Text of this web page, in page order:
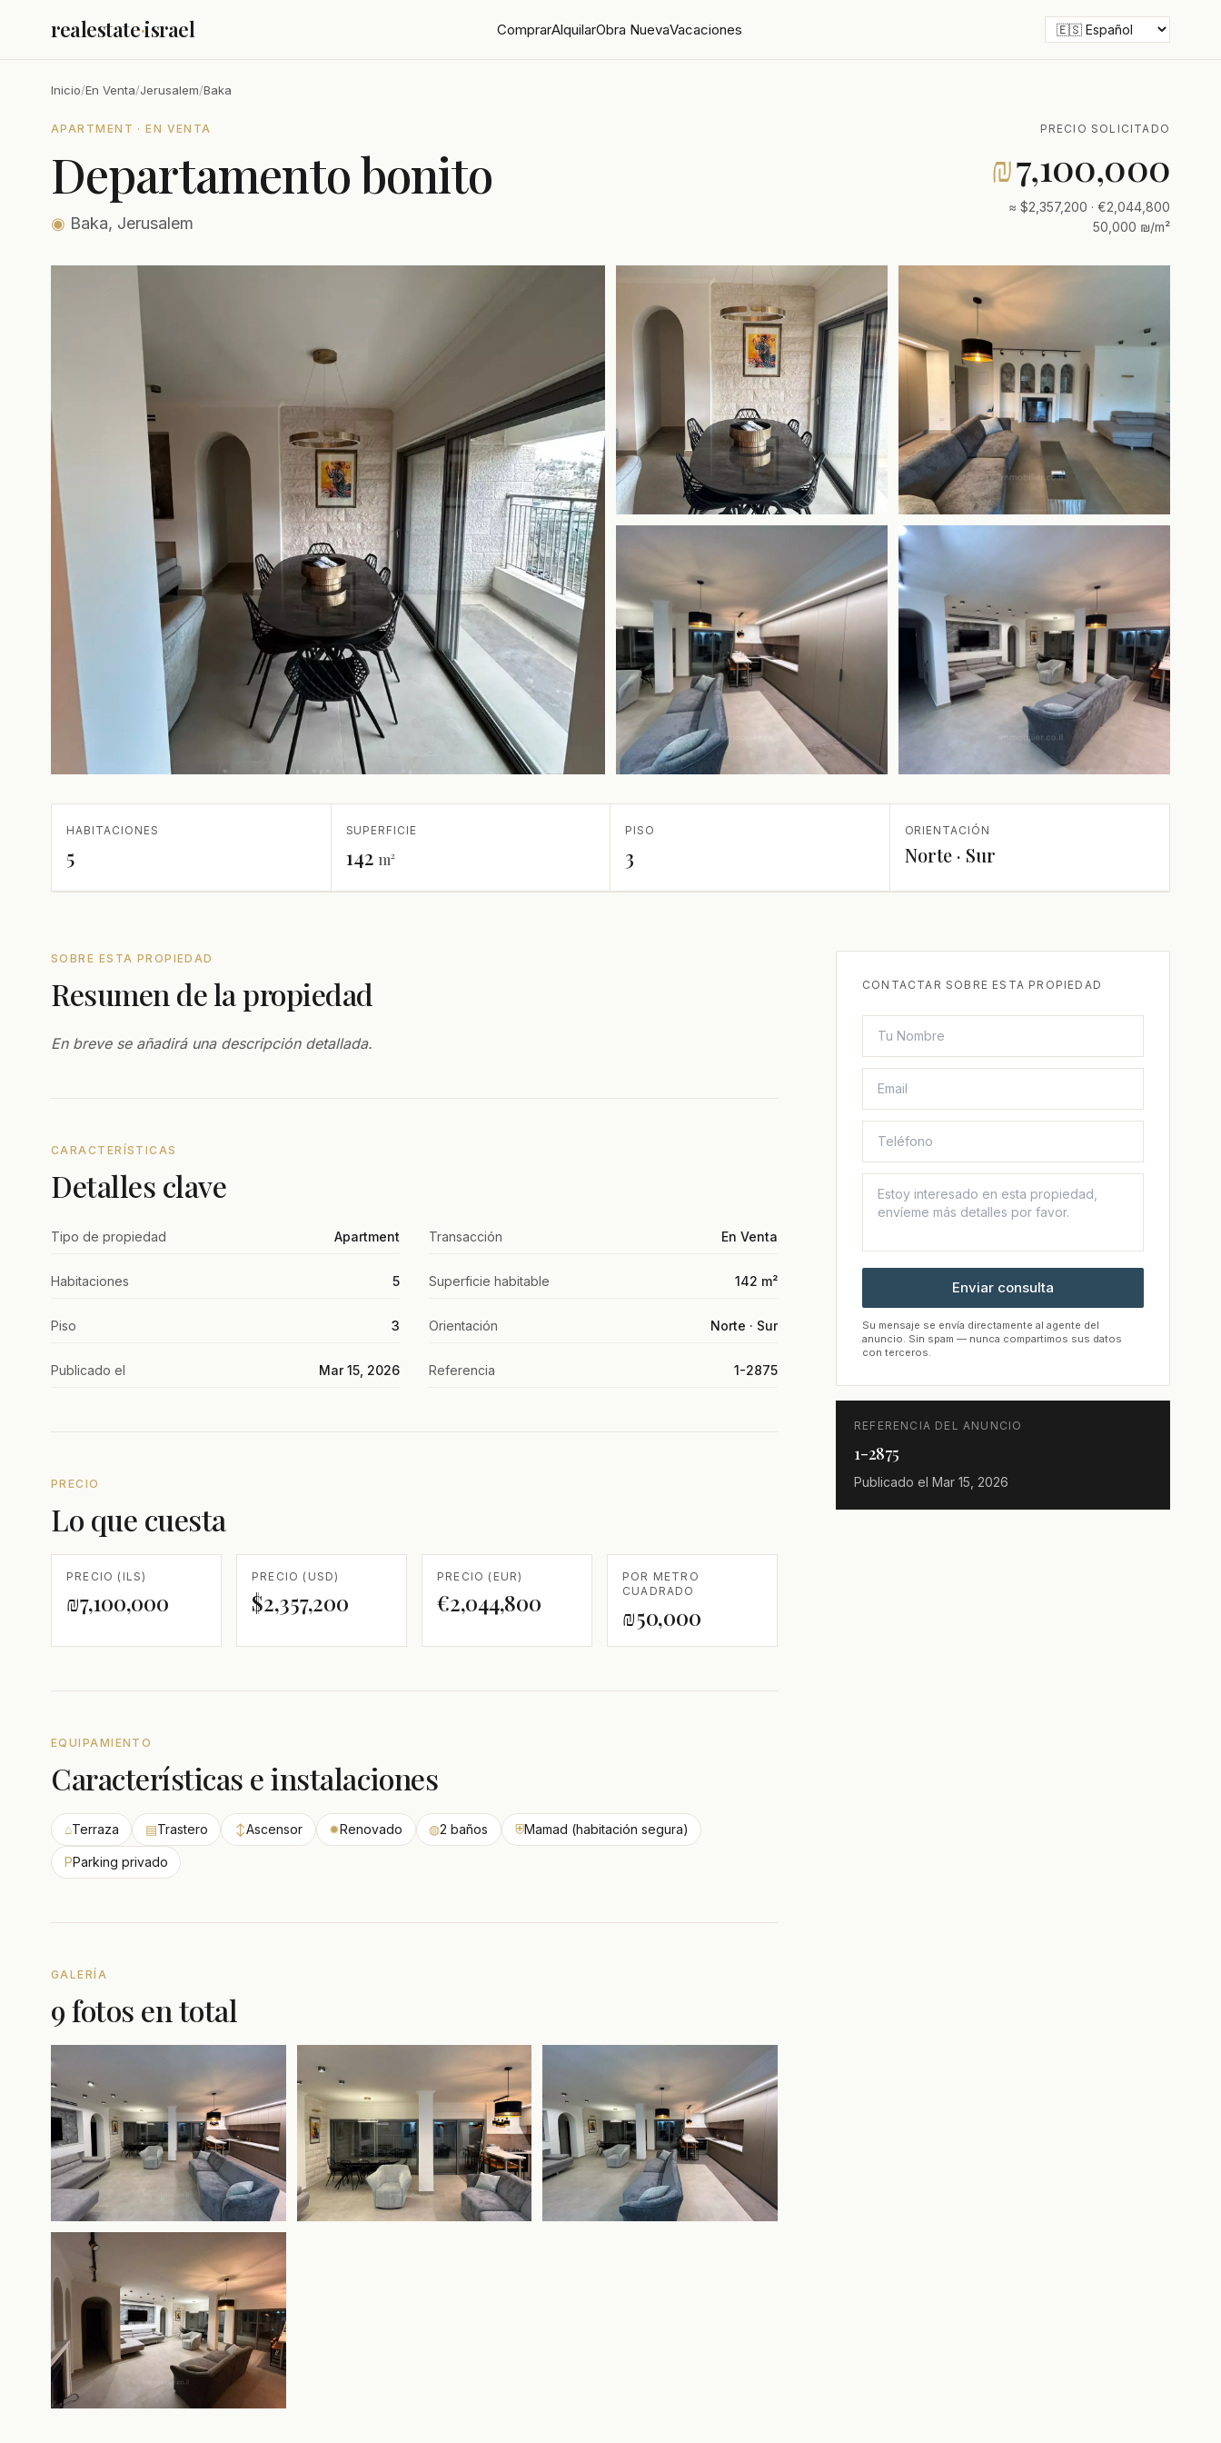
realestate·israel ComprarAlquilarObra NuevaVacaciones
Inicio/En Venta/Jerusalem/Baka
APARTMENT · EN VENTA
Departamento bonito
◉ Baka, Jerusalem
PRECIO SOLICITADO
₪7,100,000
≈ $2,357,200 · €2,044,800
50,000 ₪/m²
HABITACIONES
5
SUPERFICIE
142 m²
PISO
3
ORIENTACIÓN
Norte · Sur
SOBRE ESTA PROPIEDAD
Resumen de la propiedad
En breve se añadirá una descripción detallada.
CARACTERÍSTICAS
Detalles clave
Tipo de propiedad Apartment Transacción En Venta
Habitaciones 5 Superficie habitable 142 m²
Piso 3 Orientación Norte · Sur
Publicado el Mar 15, 2026 Referencia 1-2875
PRECIO
Lo que cuesta
PRECIO (ILS)
₪7,100,000
PRECIO (USD)
$2,357,200
PRECIO (EUR)
€2,044,800
POR METRO
CUADRADO
₪50,000
EQUIPAMIENTO
Características e instalaciones
⌂Terraza ▤Trastero ↕Ascensor ✹Renovado ◍2 baños ⛨Mamad (habitación segura)
PParking privado
GALERÍA
9 fotos en total
CONTACTAR SOBRE ESTA PROPIEDAD
Enviar consulta
Su mensaje se envía directamente al agente del
anuncio. Sin spam — nunca compartimos sus datos
con terceros.
REFERENCIA DEL ANUNCIO
1-2875
Publicado el Mar 15, 2026